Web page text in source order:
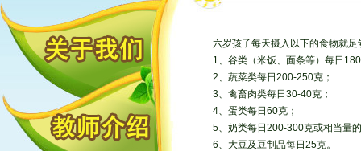
六岁孩子每天摄入以下的食物就足
1、谷类（米饭、面条等）每日
2、蔬菜类每日200-250克；
3、禽畜肉类每日30-40克；
4、蛋类每日60克；
5、奶类每日200-300克或相当量
6、大豆及豆制品每日25克。